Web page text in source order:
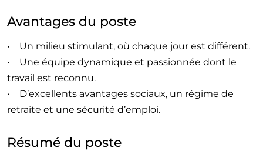
Avantages du poste
• Un milieu stimulant, où chaque jour est différent.
• Une équipe dynamique et passionnée dont le
travail est reconnu.
• D’excellents avantages sociaux, un régime de
retraite et une sécurité d’emploi.
Résumé du poste